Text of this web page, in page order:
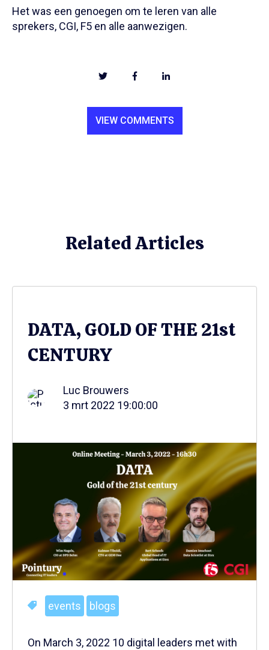
Het was een genoegen om te leren van alle
sprekers, CGI, F5 en alle aanwezigen.
VIEW COMMENTS
Related Articles
DATA, GOLD OF THE 21st
CENTURY
Luc Brouwers
3 mrt 2022 19:00:00
events blogs
On March 3, 2022 10 digital leaders met with